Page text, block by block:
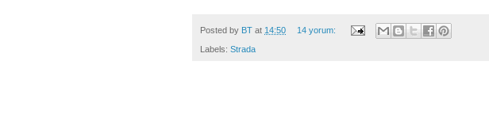
Posted by BT at 14:50 14 yorum:
Labels: Strada